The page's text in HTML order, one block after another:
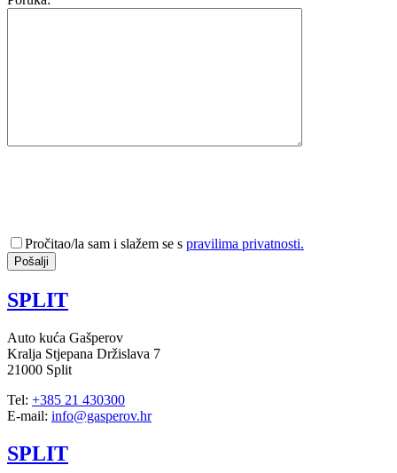
Pročitao/la sam i slažem se s pravilima privatnosti.
SPLIT
Auto kuća Gašperov
Kralja Stjepana Držislava 7
21000 Split
Tel: +385 21 430300
E-mail: info@gasperov.hr
SPLIT